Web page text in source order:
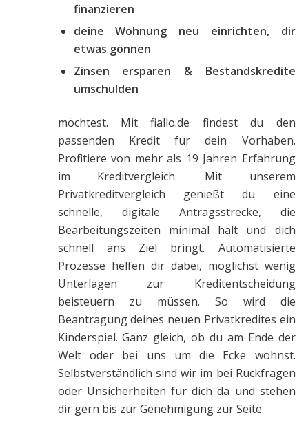
finanzieren
deine Wohnung neu einrichten, dir
etwas gönnen
Zinsen ersparen & Bestandskredite
umschulden
möchtest. Mit fiallo.de findest du den
passenden Kredit für dein Vorhaben.
Profitiere von mehr als 19 Jahren Erfahrung
im Kreditvergleich. Mit unserem
Privatkreditvergleich genießt du eine
schnelle, digitale Antragsstrecke, die
Bearbeitungszeiten minimal hält und dich
schnell ans Ziel bringt. Automatisierte
Prozesse helfen dir dabei, möglichst wenig
Unterlagen zur Kreditentscheidung
beisteuern zu müssen. So wird die
Beantragung deines neuen Privatkredites ein
Kinderspiel. Ganz gleich, ob du am Ende der
Welt oder bei uns um die Ecke wohnst.
Selbstverständlich sind wir im bei Rückfragen
oder Unsicherheiten für dich da und stehen
dir gern bis zur Genehmigung zur Seite.